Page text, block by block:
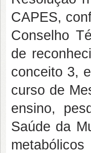
CAPES,
Conselho
de
conceito 3,
curso de
ensino,
Saúde da